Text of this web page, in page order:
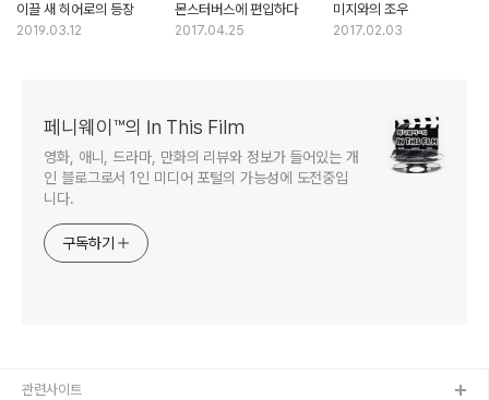
이끌 새 히어로의 등장
2019.03.12
몬스터버스에 편입하다
2017.04.25
미지와의 조우
2017.02.03
페니웨이™의 In This Film
영화, 애니, 드라마, 만화의 리뷰와 정보가 들어있는 개
인 블로그로서 1인 미디어 포털의 가능성에 도전중입
니다.
구독하기
관련사이트